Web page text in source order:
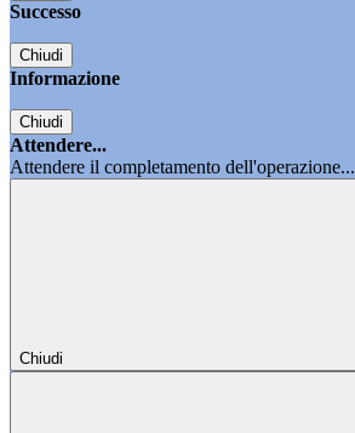
Successo
Chiudi
Informazione
Chiudi
Attendere...
Attendere il completamento dell'operazione...
Chiudi